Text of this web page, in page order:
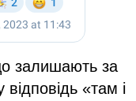
залишають за
«там і